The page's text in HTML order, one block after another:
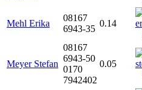
Mehl Erika
08167
6943-35
0.14
Meyer Stefan
08167
6943-50
0170
7942402
0.05